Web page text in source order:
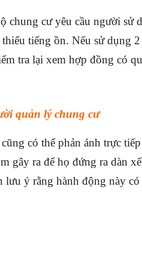
chung cư yêu cầu người sử
tiếng ồn. Nếu sử dụng
tra lại xem hợp đồng có
quản lý chung cư
có thể phản ánh trực
gây ra để họ đứng ra dàn
lưu ý rằng hành động này